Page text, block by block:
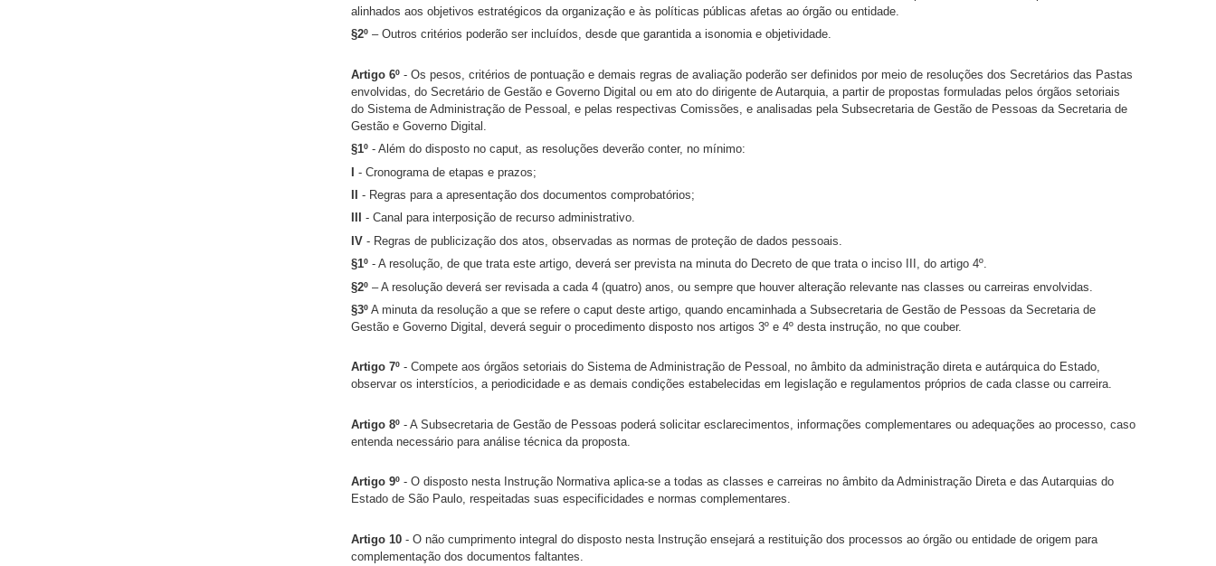
alinhados aos objetivos estratégicos da organização e às políticas públicas afetas ao órgão ou entidade.
§2º – Outros critérios poderão ser incluídos, desde que garantida a isonomia e objetividade.
Artigo 6º - Os pesos, critérios de pontuação e demais regras de avaliação poderão ser definidos por meio de resoluções dos Secretários das Pastas
envolvidas, do Secretário de Gestão e Governo Digital ou em ato do dirigente de Autarquia, a partir de propostas formuladas pelos órgãos setoriais
do Sistema de Administração de Pessoal, e pelas respectivas Comissões, e analisadas pela Subsecretaria de Gestão de Pessoas da Secretaria de
Gestão e Governo Digital.
§1º - Além do disposto no caput, as resoluções deverão conter, no mínimo:
I - Cronograma de etapas e prazos;
- Regras para a apresentação dos documentos comprobatórios;
- Canal para interposição de recurso administrativo.
IV- Regras de publicização dos atos, observadas as normas de proteção de dados pessoais.
§1º - A resolução, de que trata este artigo, deverá ser prevista na minuta do Decreto de que trata o inciso III, do artigo 4º.
§2º– A resolução deverá ser revisada a cada 4 (quatro) anos, ou sempre que houver alteração relevante nas classes ou carreiras envolvidas.
§3º A minuta da resolução a que se refere o caput deste artigo, quando encaminhada a Subsecretaria de Gestão de Pessoas da Secretaria de
Gestão e Governo Digital, deverá seguir o procedimento disposto nos artigos 3º e 4º desta instrução, no que couber.
Artigo 7º- Compete aos órgãos setoriais do Sistema de Administração de Pessoal, no âmbito da administração direta e autárquica do Estado,
observar os interstícios, a periodicidade e as demais condições estabelecidas em legislação e regulamentos próprios de cada classe ou carreira.
Artigo 8º - A Subsecretaria de Gestão de Pessoas poderá solicitar esclarecimentos, informações complementares ou adequações ao processo, caso
entenda necessário para análise técnica da proposta.
Artigo 9º - O disposto nesta Instrução Normativa aplica-se a todas as classes e carreiras no âmbito da Administração Direta e das Autarquias do
Estado de São Paulo, respeitadas suas especificidades e normas complementares.
Artigo 10- O não cumprimento integral do disposto nesta Instrução ensejará a restituição dos processos ao órgão ou entidade de origem para
complementação dos documentos faltantes.